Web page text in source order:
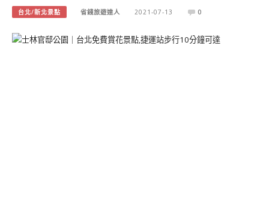
台北/新北景點 省錢旅遊達人 2021-07-13 0